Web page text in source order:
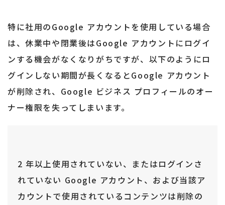
特に社用のGoogle アカウントを使用している場合
は、休業中や閉業後はGoogle アカウントにログイ
ンする機会がなくなりがちですが、以下のようにロ
グインしない期間が長くなるとGoogle アカウント
が削除され、Google ビジネス プロフィールのオー
ナー権限を失ってしまいます。
2 年以上使用されていない、またはログインさ
れていない Google アカウント、および当該ア
カウントで使用されているコンテンツは削除の